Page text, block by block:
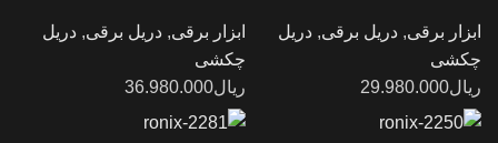
ابزار برقی, دریل برقی, دریل
چکشی
ریال29.980.000
ابزار برقی, دریل برقی, دریل
چکشی
ریال36.980.000